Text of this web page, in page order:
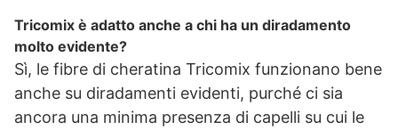
Tricomix è adatto anche a chi ha un diradamento
molto evidente?
Sì, le fibre di cheratina Tricomix funzionano bene
anche su diradamenti evidenti, purché ci sia
ancora una minima presenza di capelli su cui le